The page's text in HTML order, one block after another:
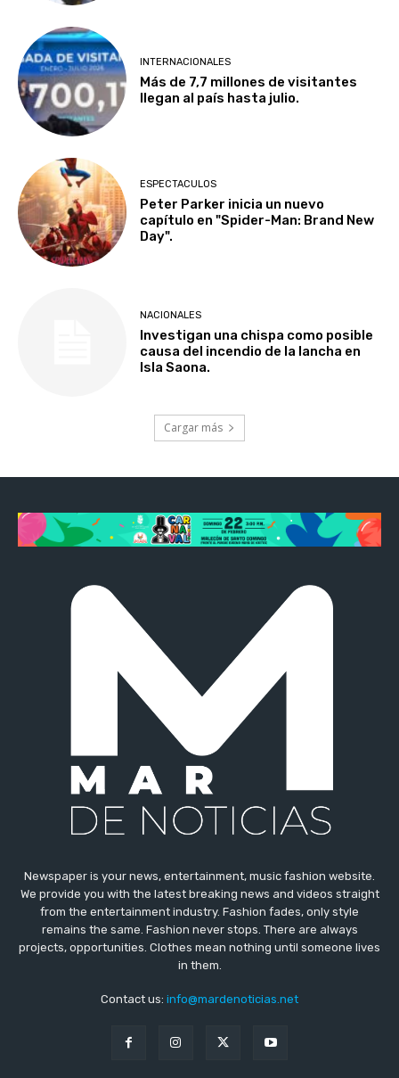
INTERNACIONALES
Más de 7,7 millones de visitantes
llegan al país hasta julio.
ESPECTACULOS
Peter Parker inicia un nuevo
capítulo en "Spider-Man: Brand New
Day".
NACIONALES
Investigan una chispa como posible
causa del incendio de la lancha en
Isla Saona.
Cargar más
Newspaper is your news, entertainment, music fashion website.
We provide you with the latest breaking news and videos straight
from the entertainment industry. Fashion fades, only style
remains the same. Fashion never stops. There are always
projects, opportunities. Clothes mean nothing until someone lives
in them.
Contact us: info@mardenoticias.net